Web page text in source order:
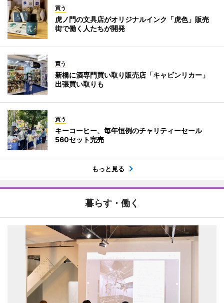
買う
虎ノ門の文具店がオリジナルインク「虎色」販売
街で働く人たちが開発
買う
新橋に酒専門買い取り販売店「キャビンリカー」
出張買い取りも
買う
キーコーヒー、毎年恒例のチャリティーセール
560セット完売
もっと見る
暮らす・働く